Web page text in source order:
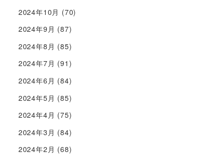
2024年10月 (70)
2024年9月 (87)
2024年8月 (85)
2024年7月 (91)
2024年6月 (84)
2024年5月 (85)
2024年4月 (75)
2024年3月 (84)
2024年2月 (68)